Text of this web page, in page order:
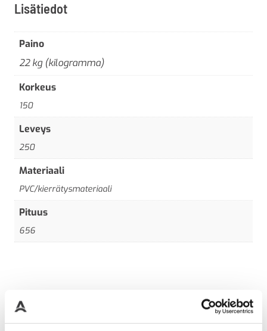
Lisätiedot
Paino
22 kg (kilogramma)
Korkeus
150
Leveys
250
Materiaali
PVC/kierrätysmateriaali
Pituus
656
Saatat myös pitää...